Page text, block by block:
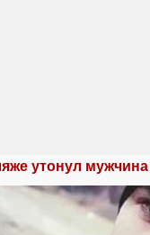
утонул